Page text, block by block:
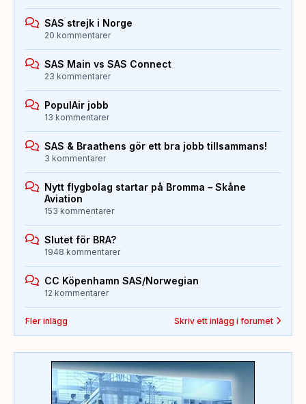
SAS strejk i Norge
20 kommentarer
SAS Main vs SAS Connect
23 kommentarer
PopulAir jobb
13 kommentarer
SAS & Braathens gör ett bra jobb tillsammans!
3 kommentarer
Nytt flygbolag startar på Bromma – Skåne
Aviation
153 kommentarer
Slutet för BRA?
1948 kommentarer
CC Köpenhamn SAS/Norwegian
12 kommentarer
Fler inlägg Skriv ett inlägg i forumet